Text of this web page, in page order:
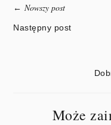
←Nowszy post
Następny post
Może